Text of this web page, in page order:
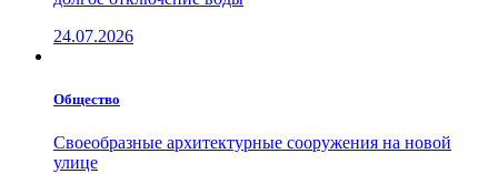
24.07.2026
Общество
Своеобразные архитектурные сооружения на новой
улице